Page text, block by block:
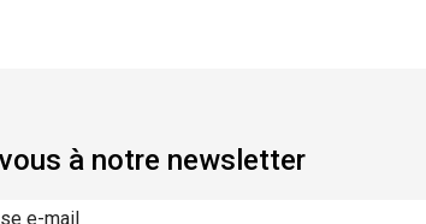
à notre newsletter